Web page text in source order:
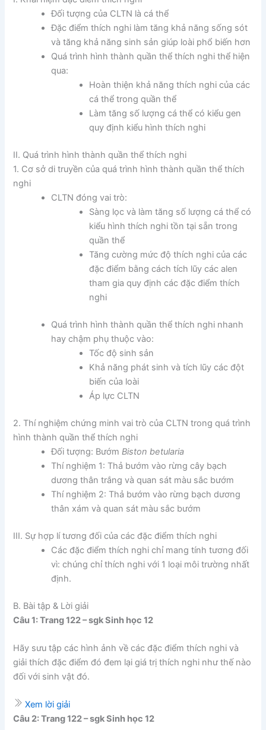
Đối tượng của CLTN là cá thể
Đặc điểm thích nghi làm tăng khả năng sống sót
và tăng khả năng sinh sản giúp loài phổ biến hơn
Quá trình hình thành quần thể thích nghi thể hiện
qua:
Hoàn thiện khả năng thích nghi của các
cá thể trong quần thể
Làm tăng số lượng cá thể có kiểu gen
quy định kiểu hình thích nghi
II. Quá trình hình thành quần thể thích nghi
1. Cơ sở di truyền của quá trình hình thành quần thể thích
nghi
CLTN đóng vai trò:
Sàng lọc và làm tăng số lượng cá thể có
kiểu hình thích nghi tồn tại sẵn trong
quần thể
Tăng cường mức độ thích nghi của các
đặc điểm bằng cách tích lũy các alen
tham gia quy định các đặc điểm thích
nghi
Quá trình hình thành quần thể thích nghi nhanh
hay chậm phụ thuộc vào:
Tốc độ sinh sản
Khả năng phát sinh và tích lũy các đột
biến của loài
Áp lực CLTN
2. Thí nghiệm chứng minh vai trò của CLTN trong quá trình
hình thành quần thể thích nghi
Đối tượng: BướmBiston betularia
Thí nghiệm 1: Thả bướm vào rừng cây bạch
dương thân trắng và quan sát màu sắc bướm
Thí nghiệm 2: Thả bướm vào rừng bạch dương
thân xám và quan sát màu sắc bướm
III. Sự hợp lí tương đối của các đặc điểm thích nghi
Các đặc điểm thích nghi chỉ mang tính tương đối
vì: chúng chỉ thích nghi với 1 loại môi trường nhất
định.
B. Bài tập & Lời giải
Câu 1: Trang 122 – sgk Sinh học 12
Hãy sưu tập các hình ảnh về các đặc điểm thích nghi và
giải thích đặc điểm đó đem lại giá trị thích nghi như thế nào
đối với sinh vật đó.
Xem lời giải
Câu 2: Trang 122 – sgk Sinh học 12